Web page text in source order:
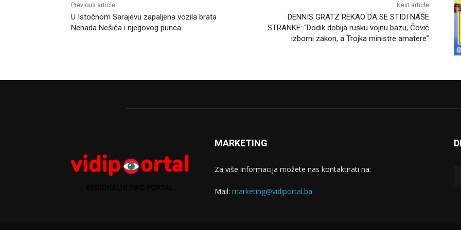
Previous article
U Istočnom Sarajevu zapaljena vozila brata
Nenada Nešića i njegovog punca
Next article
DENNIS GRATZ REKAO DA SE STIDI NAŠE
STRANKE: “Dodik dobija rusku vojnu bazu, Čović
izborni zakon, a Trojka ministre amatere”
MARKETING
Za više informacija možete nas kontaktirati na:
Mail: marketing@vidiportal.ba